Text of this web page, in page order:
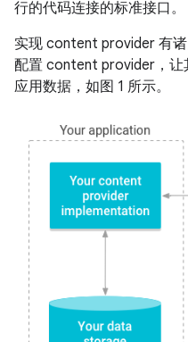
行的代码连接的标准接口。
实现 content provider 有
配置 content provider，让
应用数据，如图 1 所示。